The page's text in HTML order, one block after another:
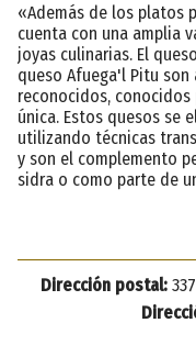
«Además de los platos
cuenta con una amplia
joyas culinarias. El
queso Afuega'l Pitu
reconocidos,
única. Estos quesos se
utilizando técnicas
y son el complemento
sidra o como parte de
Dirección postal: